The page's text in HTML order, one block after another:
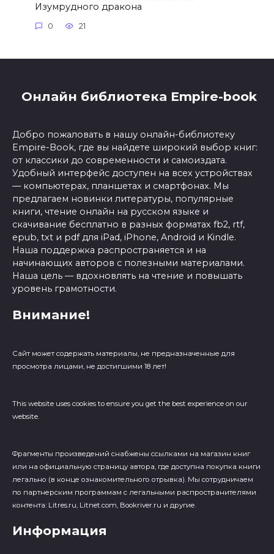
Изумрудного дракона
0 21
Онлайн библиотека Empire-book
Добро пожаловать в нашу онлайн-библиотеку
Empire-Book, где вы найдете широкий выбор книг:
от классики до современности и самоиздата.
Удобный интерфейс доступен на всех устройствах
— компьютерах, планшетах и смартфонах. Мы
предлагаем новинки литературы, популярные
книги, чтение онлайн на русском языке и
скачивание бесплатно в разных форматах fb2, rtf,
epub, txt и pdf для iPad, iPhone, Android и Kindle.
Наша поддержка распространяется и на
начинающих авторов с полезными материалами.
Наша цель — вдохновлять на чтение и повышать
уровень грамотности.
Внимание!
Сайт может содержать материалы, не предназначенные для
просмотра лицами, не достигшими 18 лет!
This website uses cookies to ensure you get the best experience on our
website.
Фрагменты произведений cнабжены ссылками на магазин книг
или на официальную страницу автора, где доступна покупка книги
легально (в конце ознакомительного отрывка). Мы сотрудничаем
по партнерским программам с легальными распространителями
контента: Litres.ru, Litnet.com, Bookriver.ru и другие.
Информация